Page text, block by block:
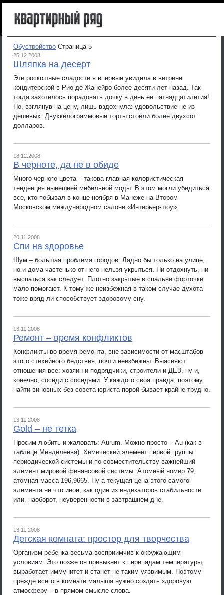
Обустройство Страница 5
25.12.2008
Шляпка на десерт
Эти роскошные сладости я впервые увидела в витрине
кондитерской в Рио-де-Жанейро более десяти лет назад. Так
тогда захотелось порадовать дочку в день ее пятнадцатилетия!
Но, взглянув на цену, лишь вздохнула: удовольствие не из
дешевых. Двухкилограммовые торты стоили более двухсот
долларов.
18.12.2008
В черноте, да не в обиде
Много черного цвета – такова главная колористическая
тенденция нынешней мебельной моды. В этом могли убедиться
все, кто побывал в конце ноября в Манеже на Втором
Московском международном салоне «Интерьер-шоу».
20.11.2008
Спи на здоровье
Шум – большая проблема городов. Ладно бы только на улице,
но и дома частенько от него нельзя укрыться. Ни отдохнуть, ни
выспаться как следует. Плотно закрытые в спальне форточки
мало помогают. К тому же неизбежная в таком случае духота
тоже вряд ли способствует здоровому сну.
13.11.2008
Ремонт – время конфликтов
Конфликты во время ремонта, вне зависимости от масштабов
этого стихийного бедствия, почти неизбежны. Выясняют
отношения все: хозяин и подрядчики, строители и ДЕЗ, ну и,
конечно, соседи с соседями. У каждого своя правда, поэтому
найти виновных без совета юриста порой бывает крайне трудно.
13.11.2008
Gold – не тетка
Просим любить и жаловать: Aurum. Можно просто – Au (как в
таблице Менделеева). Химический элемент первой группы
периодической системы и по совместительству важнейший
элемент мировой финансовой системы. Атомный номер 79,
атомная масса 196,9665. Ну а текущая цена этого самого
элемента не что иное, как один из индикаторов стабильности
или, наоборот, неуверенности в завтрашнем дне.
13.11.2008
Детская комната: простор для творчества
Организм ребенка весьма восприимчив к окружающим
условиям. Это позже он привыкнет к перепадам температуры,
выработает иммунитет и станет не таким уязвимым. Поэтому
прежде всего в комнате малыша нужно создать здоровую
атмосферу – в прямом смысле слова.